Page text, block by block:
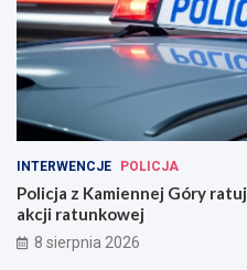
INTERWENCJE POLICJA
Policja z Kamiennej Góry
akcji ratunkowej
8 sierpnia 2026